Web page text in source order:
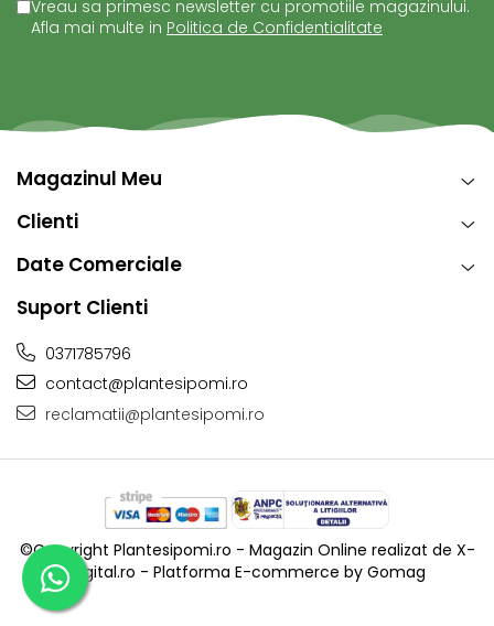
Vreau sa primesc newsletter cu promotiile magazinului.
Afla mai multe in Politica de Confidentialitate
Magazinul Meu
Clienti
Date Comerciale
Suport Clienti
0371785796
contact@plantesipomi.ro
reclamatii@plantesipomi.ro
©Copyright Plantesipomi.ro - Magazin Online realizat de X-
Digital.ro - Platforma E-commerce by Gomag